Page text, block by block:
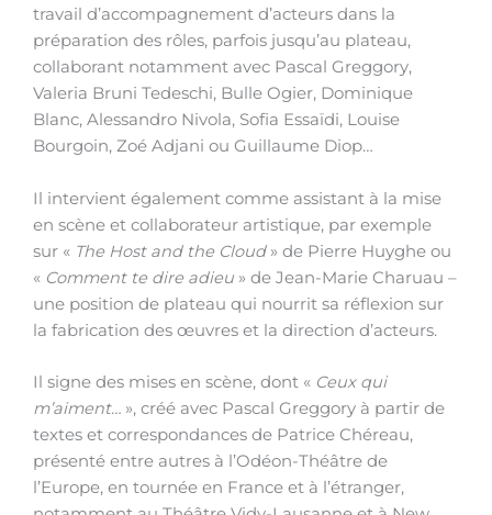
travail d’accompagnement d’acteurs dans la
préparation des rôles, parfois jusqu’au plateau,
collaborant notamment avec Pascal Greggory,
Valeria Bruni Tedeschi, Bulle Ogier, Dominique
Blanc, Alessandro Nivola, Sofia Essaïdi, Louise
Bourgoin, Zoé Adjani ou Guillaume Diop…
Il intervient également comme assistant à la mise
en scène et collaborateur artistique, par exemple
sur « The Host and the Cloud» de Pierre Huyghe ou
« Comment te dire adieu » de Jean-Marie Charuau –
une position de plateau qui nourrit sa réflexion sur
la fabrication des œuvres et la direction d’acteurs.
Il signe des mises en scène, dont « Ceux qui
m’aiment… », créé avec Pascal Greggory à partir de
textes et correspondances de Patrice Chéreau,
présenté entre autres à l’Odéon-Théâtre de
l’Europe, en tournée en France et à l’étranger,